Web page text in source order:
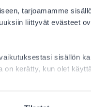
tarjoamamme
liittyvät evästeet
sisällön
kerätty, kun olet
Inari